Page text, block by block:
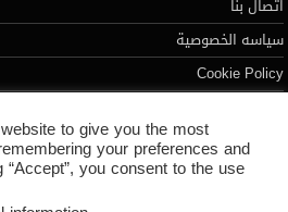
اتصال بنا
سياسه الخصوصية
Cookie Policy
تطوير محمد
to give you the most
your preferences and
you consent to the use